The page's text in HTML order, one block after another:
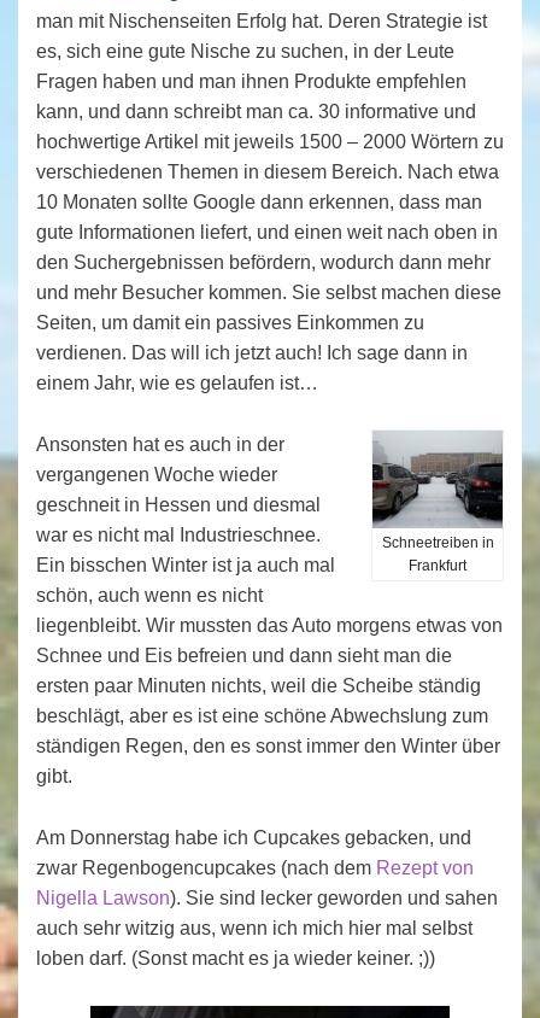
man mit Nischenseiten Erfolg hat. Deren Strategie ist
es, sich eine gute Nische zu suchen, in der Leute
Fragen haben und man ihnen Produkte empfehlen
kann, und dann schreibt man ca. 30 informative und
hochwertige Artikel mit jeweils 1500 – 2000 Wörtern zu
verschiedenen Themen in diesem Bereich. Nach etwa
10 Monaten sollte Google dann erkennen, dass man
gute Informationen liefert, und einen weit nach oben in
den Suchergebnissen befördern, wodurch dann mehr
und mehr Besucher kommen. Sie selbst machen diese
Seiten, um damit ein passives Einkommen zu
verdienen. Das will ich jetzt auch! Ich sage dann in
einem Jahr, wie es gelaufen ist…
Schneetreiben in
Frankfurt
Ansonsten hat es auch in der
vergangenen Woche wieder
geschneit in Hessen und diesmal
war es nicht mal Industrieschnee.
Ein bisschen Winter ist ja auch mal
schön, auch wenn es nicht
liegenbleibt. Wir mussten das Auto morgens etwas von
Schnee und Eis befreien und dann sieht man die
ersten paar Minuten nichts, weil die Scheibe ständig
beschlägt, aber es ist eine schöne Abwechslung zum
ständigen Regen, den es sonst immer den Winter über
gibt.
Am Donnerstag habe ich Cupcakes gebacken, und
zwar Regenbogencupcakes (nach dem Rezept von
Nigella Lawson). Sie sind lecker geworden und sahen
auch sehr witzig aus, wenn ich mich hier mal selbst
loben darf. (Sonst macht es ja wieder keiner. ;))